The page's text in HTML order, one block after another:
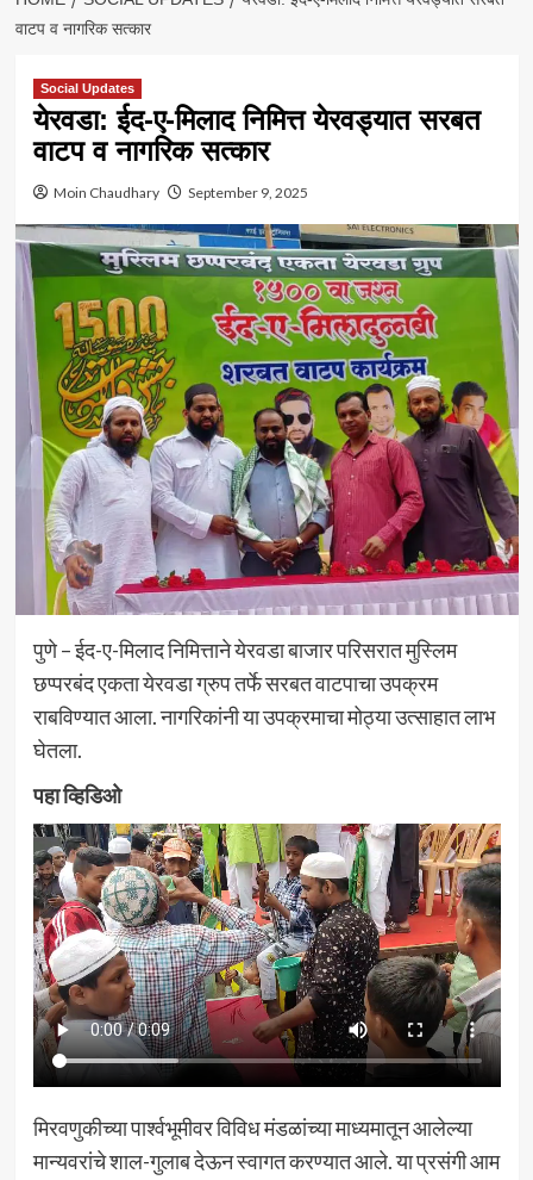
वाटप व नागरिक सत्कार
Social Updates
येरवडा: ईद-ए-मिलाद निमित्त येरवड्यात सरबत
वाटप व नागरिक सत्कार
Moin Chaudhary September 9, 2025
पुणे – ईद-ए-मिलाद निमित्ताने येरवडा बाजार परिसरात मुस्लिम
छप्परबंद एकता येरवडा ग्रुप तर्फे सरबत वाटपाचा उपक्रम
राबविण्यात आला. नागरिकांनी या उपक्रमाचा मोठ्या उत्साहात लाभ
घेतला.
पहा व्हिडिओ
मिरवणुकीच्या पार्श्वभूमीवर विविध मंडळांच्या माध्यमातून आलेल्या
मान्यवरांचे शाल-गुलाब देऊन स्वागत करण्यात आले. या प्रसंगी आम